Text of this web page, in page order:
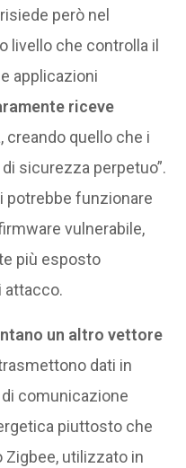
però nel
livello che controlla il
applicazioni
riceve
, creando quello che i
sicurezza perpetuo”.
potrebbe funzionare
vulnerabile,
più esposto
attacco.
un altro vettore
dati in
comunicazione
piuttosto che
utilizzato in